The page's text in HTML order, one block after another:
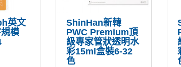
英文
模
ShinHan新韓
PWC Premium頂
級專家管狀透明水
彩15ml盒裝6-32
色